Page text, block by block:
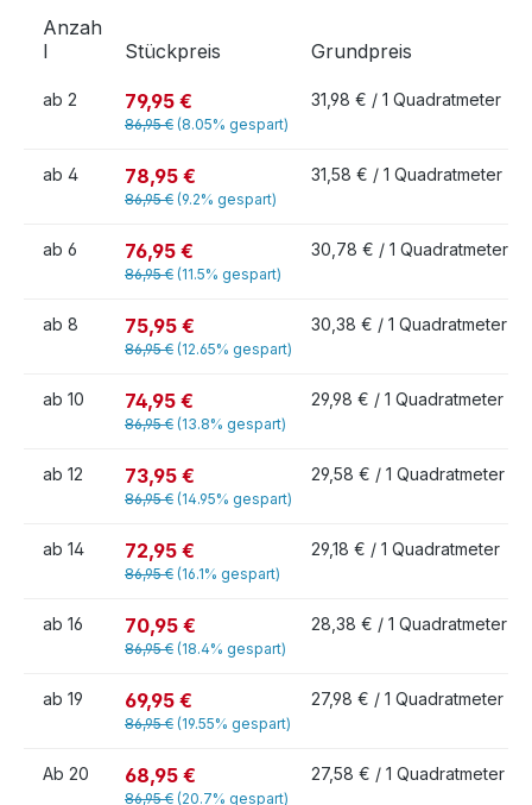
Anzah
l
Stückpreis Grundpreis
ab 2 79,95 €
86,95 € (8.05% gespart)
31,98 € / 1 Quadratmeter
ab 4 78,95 €
86,95 € (9.2% gespart)
31,58 € / 1 Quadratmeter
ab 6 76,95 €
86,95 € (11.5% gespart)
30,78 € / 1 Quadratmeter
ab 8 75,95 €
86,95 € (12.65% gespart)
30,38 € / 1 Quadratmeter
ab 10 74,95 €
86,95 € (13.8% gespart)
29,98 € / 1 Quadratmeter
ab 12 73,95 €
86,95 € (14.95% gespart)
29,58 € / 1 Quadratmeter
ab 14 72,95 €
86,95 € (16.1% gespart)
29,18 € / 1 Quadratmeter
ab 16 70,95 €
86,95 € (18.4% gespart)
28,38 € / 1 Quadratmeter
ab 19 69,95 €
86,95 € (19.55% gespart)
27,98 € / 1 Quadratmeter
Ab 20 68,95 €
86,95 € (20.7% gespart)
27,58 € / 1 Quadratmeter